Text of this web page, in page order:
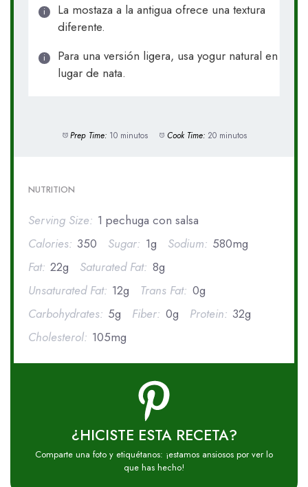
La mostaza a la antigua ofrece una textura
diferente.
Para una versión ligera, usa yogur natural en
lugar de nata.
Prep Time: 10 minutos Cook Time: 20 minutos
NUTRITION
Serving Size: 1 pechuga con salsa
Calories: 350 Sugar: 1g Sodium: 580mg
Fat: 22g Saturated Fat: 8g
Unsaturated Fat: 12g Trans Fat: 0g
Carbohydrates: 5g Fiber: 0g Protein: 32g
Cholesterol: 105mg
¿HICISTE ESTA RECETA?
Comparte una foto y etiquétanos: ¡estamos ansiosos por ver lo
que has hecho!